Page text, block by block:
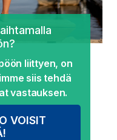
liittyen, on
siis tehdä
vastauksen.
VOISIT